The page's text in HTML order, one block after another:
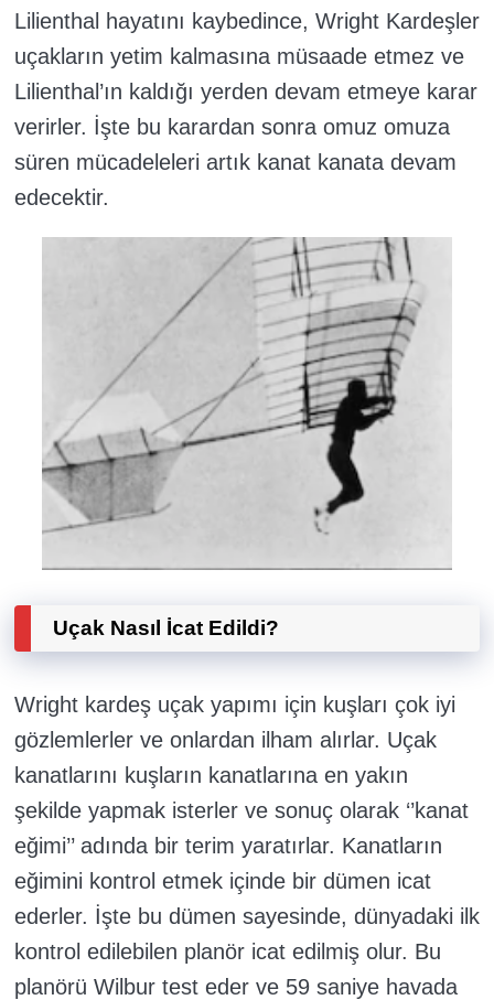
Lilienthal hayatını kaybedince, Wright Kardeşler
uçakların yetim kalmasına müsaade etmez ve
Lilienthal’ın kaldığı yerden devam etmeye karar
verirler. İşte bu karardan sonra omuz omuza
süren mücadeleleri artık kanat kanata devam
edecektir.
Uçak Nasıl İcat Edildi?
Wright kardeş uçak yapımı için kuşları çok iyi
gözlemlerler ve onlardan ilham alırlar. Uçak
kanatlarını kuşların kanatlarına en yakın
şekilde yapmak isterler ve sonuç olarak ‘’kanat
eğimi’’ adında bir terim yaratırlar. Kanatların
eğimini kontrol etmek içinde bir dümen icat
ederler. İşte bu dümen sayesinde, dünyadaki ilk
kontrol edilebilen planör icat edilmiş olur. Bu
planörü Wilbur test eder ve 59 saniye havada